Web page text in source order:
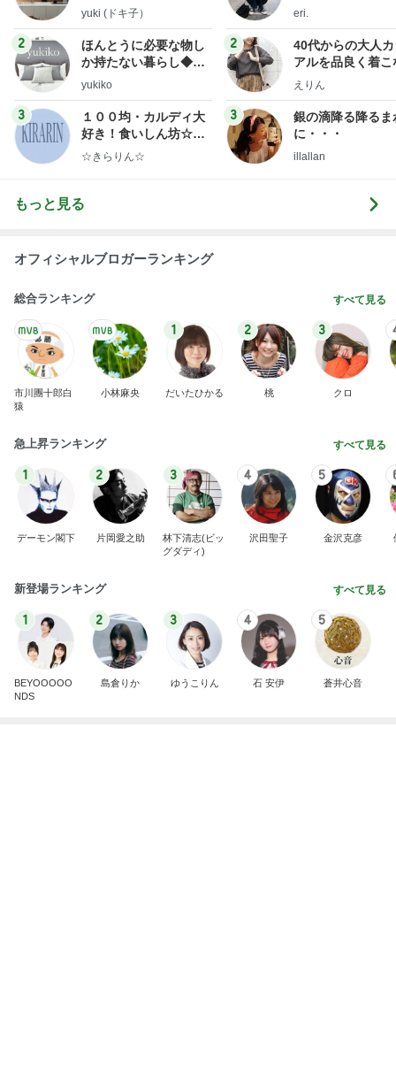
yuki (ドキ子）
2
ほんとうに必要な物し
か持たない暮らし◆Ke
ep Life Simple◆〜イ
yukiko
3
１００均・カルディ大
好き！食いしん坊☆き
らりん☆のブログ
☆きらりん☆
eri.
2
40代からの大人
アルを品良く着こ
ファッションブロ
えりん
3
銀の滴降る降るま
に・・・
illallan
もっと見る
オフィシャルブロガーランキング
総合ランキング すべて見る
市川團十郎白
猿
小林麻央
1
だいたひかる
2
桃
3
クロ
急上昇ランキング すべて見る
1
デーモン閣下
2
片岡愛之助
3
林下清志(ビッ
グダディ)
4
沢田聖子
5
金沢克彦
新登場ランキング すべて見る
1
BEYOOOOO
NDS
2
島倉りか
3
ゆうこりん
4
石 安伊
5
蒼井心音